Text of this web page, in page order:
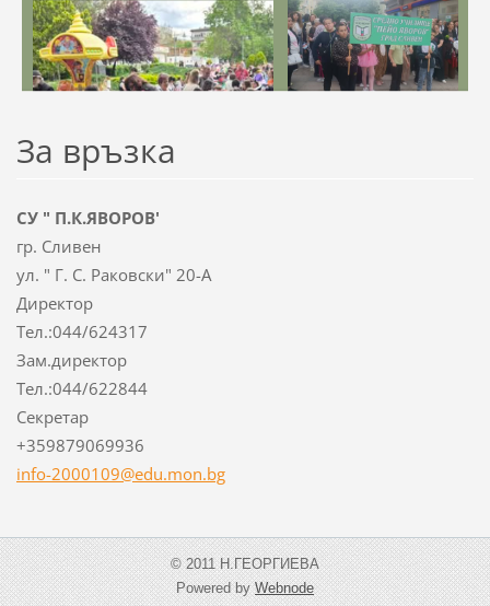
За връзка
СУ " П.К.ЯВОРОВ'
гр. Сливен
ул. " Г. С. Раковски" 20-А
Директор
Тел.:044/624317
Зам.директор
Тел.:044/622844
Секретар
+359879069936
info-2000109@edu.mon.bg
© 2011 Н.ГЕОРГИЕВА
Powered byWebnode